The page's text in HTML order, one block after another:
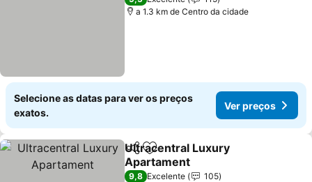
a 1.3 km de Centro da cidade
Selecione as datas para ver os preços
exatos.
Ver preços
PartilharAdicionar aos favoritos
Ultracentral Luxury
Apartament
9,8 Excelente
105